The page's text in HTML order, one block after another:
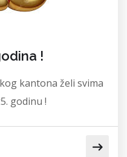
!
kantona želi svima
godinu !